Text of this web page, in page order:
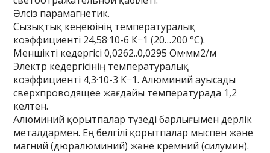
Әлсіз парамагнетик.
Сызықтық кеңеюінің температуралық
коэффициенті 24,58·10-6 К−1 (20…200 °C).
Меншікті кедергісі 0,0262..0,0295 Ом·мм2/м
Электр кедергісінің температуралық
коэффициенті 4,3·10-3 К−1. Алюминий ауысады
сверхпроводящее жағдайы температурада 1,2
келтен.
Алюминий қорытпалар түзеді барлығымен дерлік
металдармен. Ең белгілі қорытпалар мыспен және
магний (дюралюминий) және кремний (силумин).